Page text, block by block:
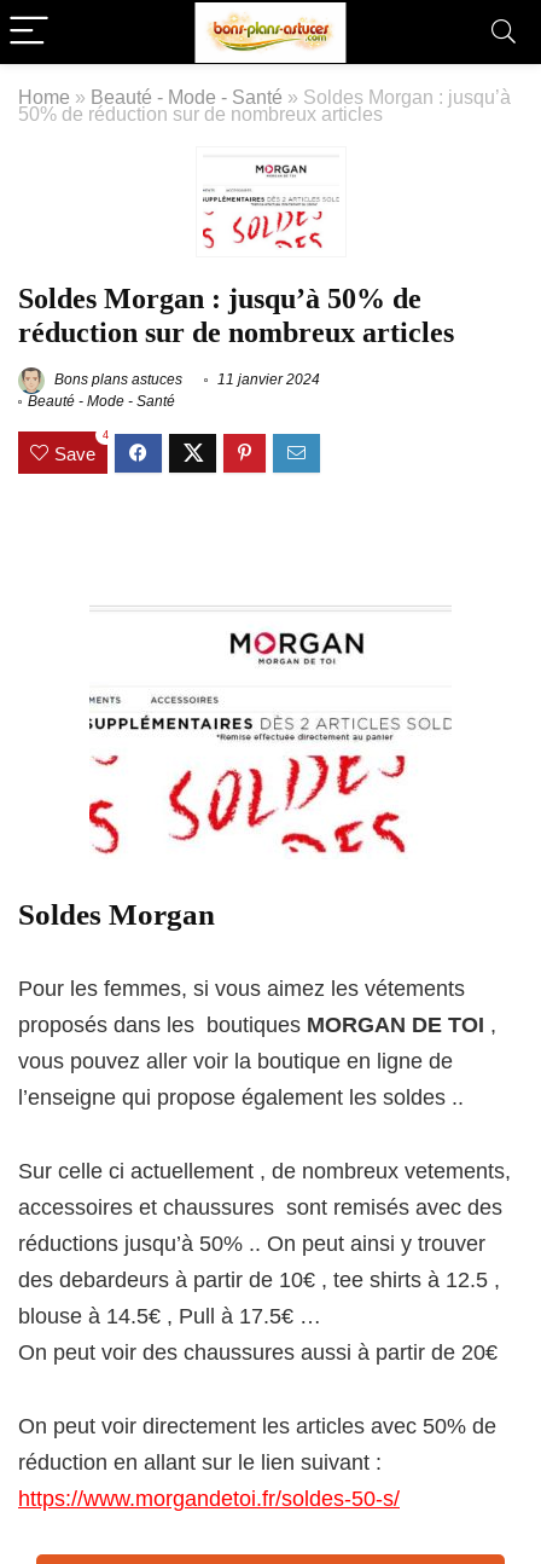
Home » Beauté - Mode - Santé » Soldes Morgan : jusqu’à
50% de réduction sur de nombreux articles
Soldes Morgan : jusqu’à 50% de
réduction sur de nombreux articles
Bons plans astuces
11 janvier 2024
Beauté - Mode - Santé
Save
4
Soldes Morgan
Pour les femmes, si vous aimez les vétements
proposés dans les boutiques MORGAN DE TOI ,
vous pouvez aller voir la boutique en ligne de
l’enseigne qui propose également les soldes ..
Sur celle ci actuellement , de nombreux vetements,
accessoires et chaussures sont remisés avec des
réductions jusqu’à 50% .. On peut ainsi y trouver
des debardeurs à partir de 10€ , tee shirts à 12.5 ,
blouse à 14.5€ , Pull à 17.5€ …
On peut voir des chaussures aussi à partir de 20€
On peut voir directement les articles avec 50% de
réduction en allant sur le lien suivant :
https://www.morgandetoi.fr/soldes-50-s/